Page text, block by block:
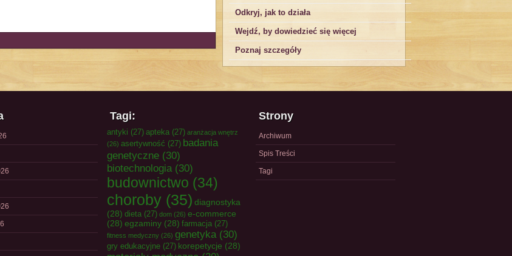
Odkryj, jak to działa
Wejdź, by dowiedzieć się więcej
Poznaj szczegóły
Tagi:
antyki (27) apteka (27) aranżacja wnętrz
(26) asertywność (27) badania
genetyczne (30)
biotechnologia(30)
budownictwo (34)
choroby (35) diagnostyka
(28) dieta (27) dom (26) e-commerce
(28) egzaminy (28) farmacja (27)
fitness medyczny (26) genetyka(30)
gry edukacyjne (27) korepetycje (28)
Strony
Archiwum
Spis Treści
Tagi